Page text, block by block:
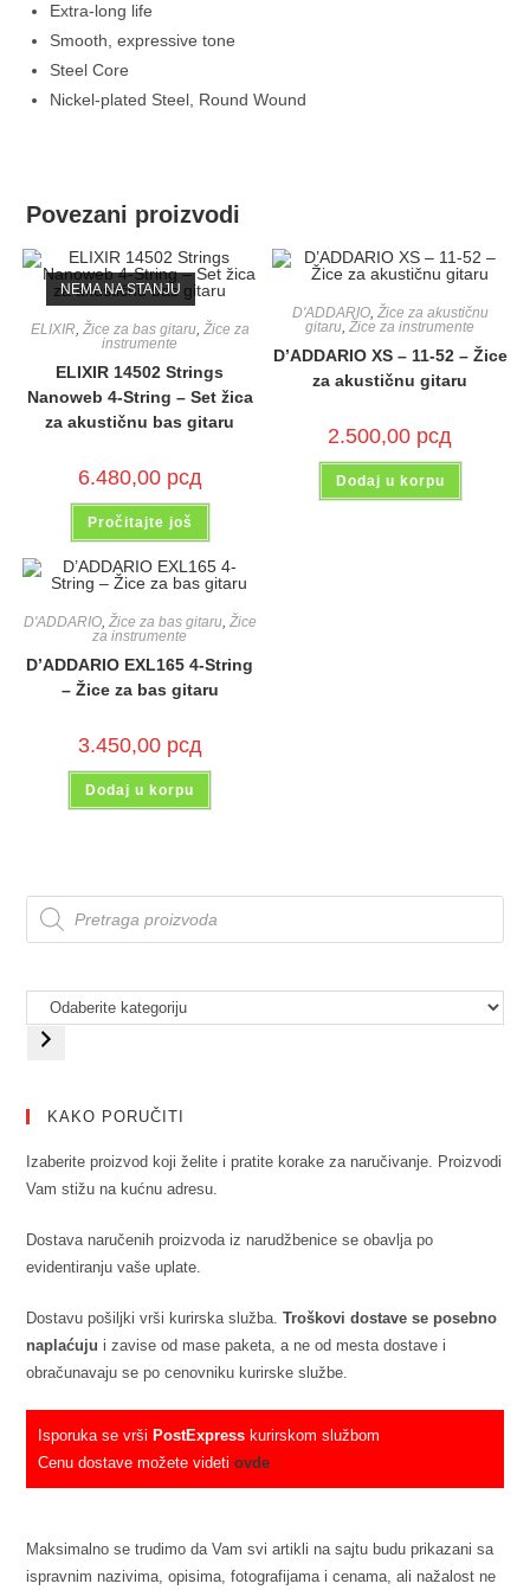
Extra-long life
Smooth, expressive tone
Steel Core
Nickel-plated Steel, Round Wound
Povezani proizvodi
NEMA NA STANJU
ELIXIR, Žice za bas gitaru, Žice za
instrumente
ELIXIR 14502 Strings
Nanoweb 4-String – Set žica
za akustičnu bas gitaru
6.480,00 рсд
Pročitajte još
D'ADDARIO, Žice za akustičnu
gitaru,Žice za instrumente
D’ADDARIO XS – 11-52 – Žice
za akustičnu gitaru
2.500,00 рсд
Dodaj u korpu
D'ADDARIO, Žice za bas gitaru, Žice
za instrumente
D’ADDARIO EXL165 4-String
– Žice za bas gitaru
3.450,00 рсд
Dodaj u korpu
KAKO PORUČITI
Izaberite proizvod koji želite i pratite korake za naručivanje. Proizvodi
Vam stižu na kućnu adresu.
Dostava naručenih proizvoda iz narudžbenice se obavlja po
evidentiranju vaše uplate.
Dostavu pošiljki vrši kurirska služba.Troškovi dostave se posebno
naplaćuju i zavise od mase paketa, a ne od mesta dostave i
obračunavaju se po cenovniku kurirske službe.
Isporuka se vrši PostExpress kurirskom službom
Cenu dostave možete videtiovde
Maksimalno se trudimo da Vam svi artikli na sajtu budu prikazani sa
ispravnim nazivima, opisima, fotografijama i cenama, ali nažalost ne